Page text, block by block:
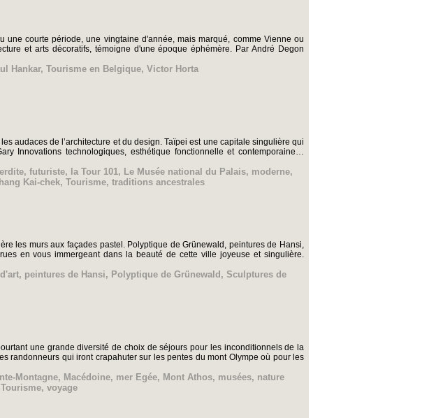
courte période, une vingtaine d'année, mais marqué, comme Vienne ou
et arts décoratifs, témoigne d'une époque éphémère. Par André Degon
Hankar, Tourisme en Belgique, Victor Horta
audaces de l’architecture et du design. Taïpei est une capitale singulière qui
Innovations technologiques, esthétique fonctionnelle et contemporaine…
, futuriste, la Tour 101, Le Musée national du Palais, moderne,
Kai-chek, Tourisme, traditions ancestrales
les murs aux façades pastel. Polyptique de Grünewald, peintures de Hansi,
en vous immergeant dans la beauté de cette ville joyeuse et singulière.
, peintures de Hansi, Polyptique de Grünewald , Sculptures de
une grande diversité de choix de séjours pour les inconditionnels de la
randonneurs qui iront crapahuter sur les pentes du mont Olympe où pour les
Montagne, Macédoine, mer Egée, Mont Athos, musées, nature
Tourisme, voyage